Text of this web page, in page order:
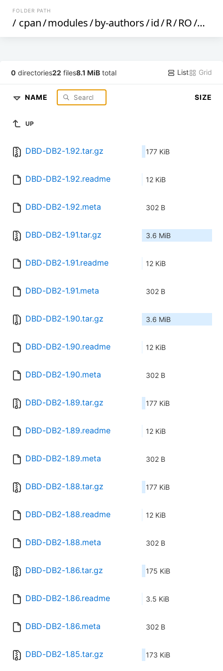
FOLDER PATH
/ cpan/modules/by-authors/id/R/RO/
0 directories22 files8.1 MiB total List Grid
NAME SIZE
UP
DBD-DB2-1.92.tar.gz 177 KiB
DBD-DB2-1.92.readme 12 KiB
DBD-DB2-1.92.meta 302 B
DBD-DB2-1.91.tar.gz 3.6 MiB
DBD-DB2-1.91.readme 12 KiB
DBD-DB2-1.91.meta 302 B
DBD-DB2-1.90.tar.gz 3.6 MiB
DBD-DB2-1.90.readme 12 KiB
DBD-DB2-1.90.meta 302 B
DBD-DB2-1.89.tar.gz 177 KiB
DBD-DB2-1.89.readme 12 KiB
DBD-DB2-1.89.meta 302 B
DBD-DB2-1.88.tar.gz 177 KiB
DBD-DB2-1.88.readme 12 KiB
DBD-DB2-1.88.meta 302 B
DBD-DB2-1.86.tar.gz 175 KiB
DBD-DB2-1.86.readme 3.5 KiB
DBD-DB2-1.86.meta 302 B
DBD-DB2-1.85.tar.gz 173 KiB